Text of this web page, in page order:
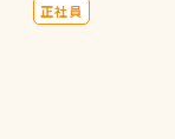
正社員